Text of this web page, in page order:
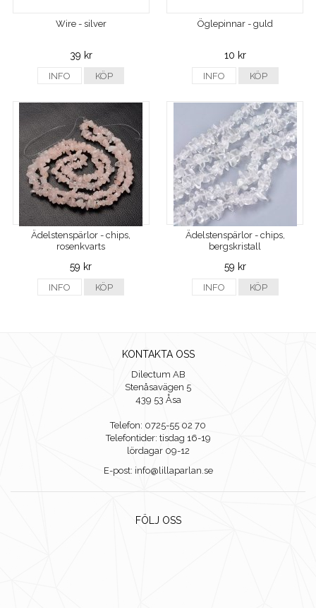
Wire - silver
39 kr
INFO KÖP
Öglepinnar - guld
10 kr
INFO KÖP
Ädelstenspärlor - chips,
rosenkvarts
59 kr
INFO KÖP
Ädelstenspärlor - chips,
bergskristall
59 kr
INFO KÖP
KONTAKTA OSS
Dilectum AB
Stenåsavägen 5
439 53 Åsa
Telefon: 0725-55 02 70
Telefontider: tisdag 16-19
lördagar 09-12
E-post: info@lillaparlan.se
FÖLJ OSS